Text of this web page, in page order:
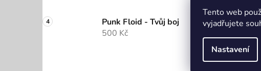
Tento web
vyjadřujete
Nastavení
Punk Floid - Tvůj boj
500 Kč
V roce